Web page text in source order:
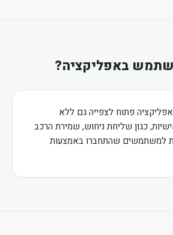
באפליקציה?
פתוח לצפייה גם ללא
כגון שליחת ניחוש, שמירת הרכב
למשתמשים שהתחברו באמצעות